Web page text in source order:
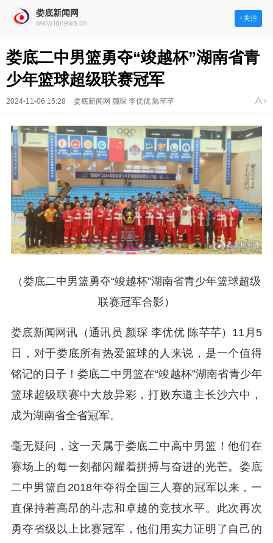
娄底新闻网
www.ldnews.cn
+关注
娄底二中男篮勇夺“竣越杯”湖南省青
少年篮球超级联赛冠军
2024-11-06 15:28 娄底新闻网 颜琛 李优优 陈芊芊
（娄底二中男篮勇夺“竣越杯”湖南省青少年篮球超级
联赛冠军合影）
娄底新闻网讯（通讯员 颜琛 李优优 陈芊芊）11月5
日，对于娄底所有热爱篮球的人来说，是一个值得
铭记的日子！娄底二中男篮在“竣越杯”湖南省青少年
篮球超级联赛中大放异彩，打败东道主长沙六中，
成为湖南省全省冠军。
毫无疑问，这一天属于娄底二中高中男篮！他们在
赛场上的每一刻都闪耀着拼搏与奋进的光芒。娄底
二中男篮自2018年夺得全国三人赛的冠军以来，一
直保持着高昂的斗志和卓越的竞技水平。此次再次
勇夺省级以上比赛冠军，他们用实力证明了自己的